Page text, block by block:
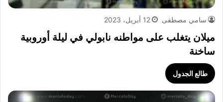
سامي مصطفى 12 أبريل، 2023
ميلان يتغلب على مواطنه نابولي في ليلة أوروبية
ساخنة
طالع الجدول